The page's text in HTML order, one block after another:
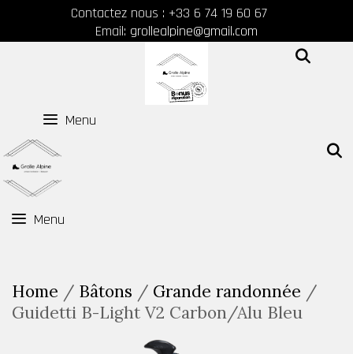
Contactez nous : +33 6 74 19 60 67
Email: grollealpine@gmail.com
Menu
Menu
Home / Bâtons / Grande randonnée /
Guidetti B-Light V2 Carbon/Alu Bleu